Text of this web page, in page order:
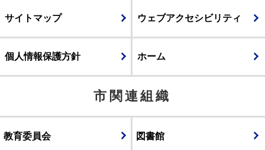
サイトマップ ウェブアクセシビリティ
個人情報保護方針 ホーム
市関連組織
教育委員会 図書館